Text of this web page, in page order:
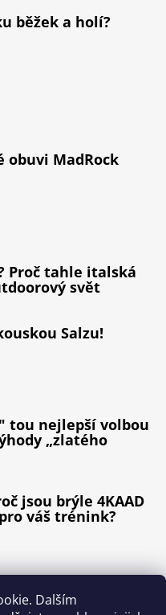
Dalším
běžek a holí?
obuvi MadRock
Proč tahle italská
svět
Salzu!
tou nejlepší volbou
„zlatého
jsou brýle 4KAAD
váš trénink?
cena /